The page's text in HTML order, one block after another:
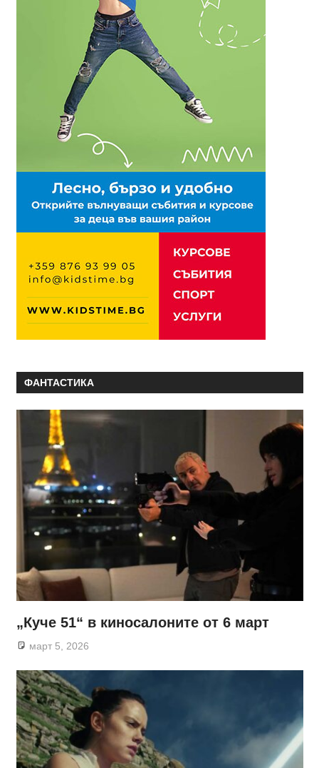
ФАНТАСТИКА
„Куче 51“ в киносалоните от 6 март
март 5, 2026